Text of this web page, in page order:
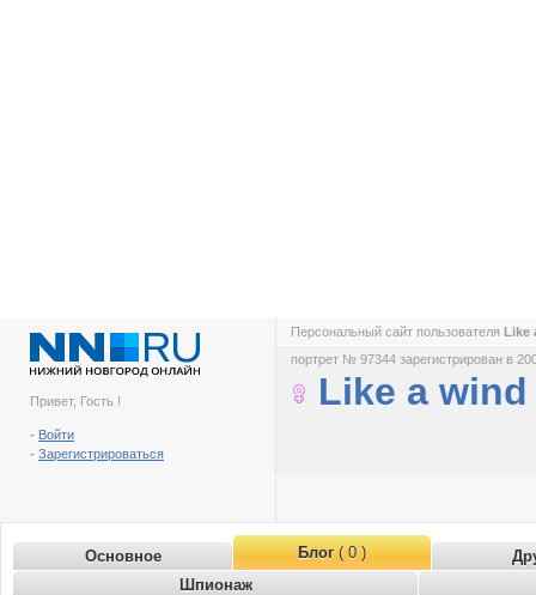
Привет, Гость !
- Войти
- Зарегистрироваться
Персональный сайт пользователя Like
портрет № 97344 зарегистрирован в
Like a wind
Основное Блог( 0 )
Шпионаж